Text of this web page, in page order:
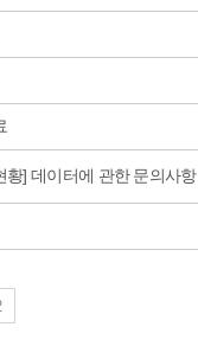
] 데이터에 관한 문의사항